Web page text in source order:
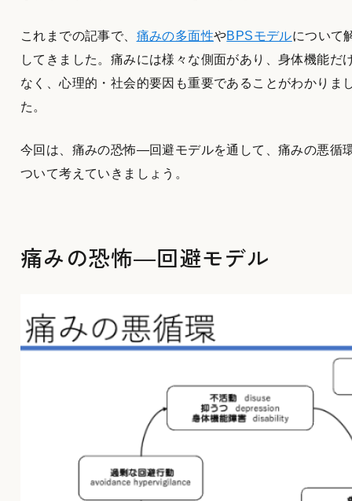
これまでの記事で、 痛みの多面性やBPSモデルについて
してきました。痛みには様々な側面があり、身体機能だ
なく、心理的・社会的要因も重要であることがわかりま
た。
今回は、痛みの恐怖―回避モデルを通して、痛みの悪循
ついて考えていきましょう。
痛みの恐怖―回避モデル